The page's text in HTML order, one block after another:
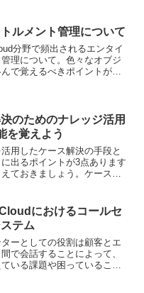
ルメント管理について
分野で頻出されるエンタイ
管理について。色々なオブジ
で覚えるべきポイントが多
のためのナレッジ活用
を覚えよう
用したケース解決の手段と
出るポイントが3点あります
ておきましょう。ケースを
解決方法までをケースに記
なりますが...
におけるコールセ
テム
ーとしての役割は顧客とエ
で会話することによって、
いる課題や困っていること